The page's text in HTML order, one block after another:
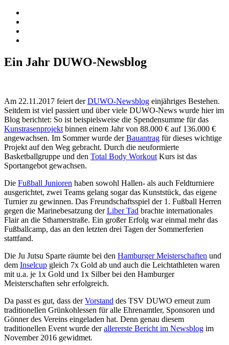
Ein Jahr DUWO-Newsblog
Am 22.11.2017 feiert derDUWO-Newsblog einjähriges Bestehen.
Seitdem ist viel passiert und über viele DUWO-News wurde hier im
Blog berichtet: So ist beispielsweise die Spendensumme für das
Kunstrasenprojekt binnen einem Jahr von 88.000 € auf 136.000 €
angewachsen. Im Sommer wurde derBauantrag für dieses wichtige
Projekt auf den Weg gebracht. Durch die neuformierte
Basketballgruppe und den Total Body Workout Kurs ist das
Sportangebot gewachsen.
Die Fußball Junioren haben sowohl Hallen- als auch Feldturniere
ausgerichtet, zwei Teams gelang sogar das Kunststück, das eigene
Turnier zu gewinnen. Das Freundschaftsspiel der 1. Fußball Herren
gegen die Marinebesatzung derLiber Tad brachte internationales
Flair an die Sthamerstraße. Ein großer Erfolg war einmal mehr das
Fußballcamp, das an den letzten drei Tagen der Sommerferien
stattfand.
Die Ju Jutsu Sparte räumte bei den Hamburger Meisterschaften und
dem Inselcup gleich 7x Gold ab und auch die Leichtathleten waren
mit u.a. je 1x Gold und 1x Silber bei den Hamburger
Meisterschaften sehr erfolgreich.
Da passt es gut, dass derVorstand des TSV DUWO erneut zum
traditionellen Grünkohlessen für alle Ehrenamtler, Sponsoren und
Gönner des Vereins eingeladen hat. Denn genau diesem
traditionellen Event wurde derallererste Bericht im Newsblog im
November 2016 gewidmet.